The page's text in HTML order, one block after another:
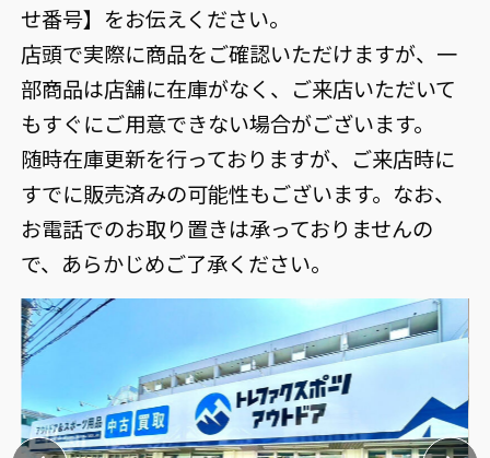
せ番号】をお伝えください。
店頭で実際に商品をご確認いただけますが、一
部商品は店舗に在庫がなく、ご来店いただいて
もすぐにご用意できない場合がございます。
随時在庫更新を行っておりますが、ご来店時に
すでに販売済みの可能性もございます。なお、
お電話でのお取り置きは承っておりませんの
で、あらかじめご了承ください。